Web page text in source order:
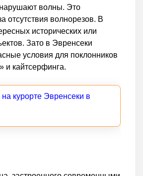
волны. Это
отсутствия волнорезов. В
исторических или
Зато в Эвренсеки
условия для поклонников
и кайтсерфинга.
курорте Эвренсеки в